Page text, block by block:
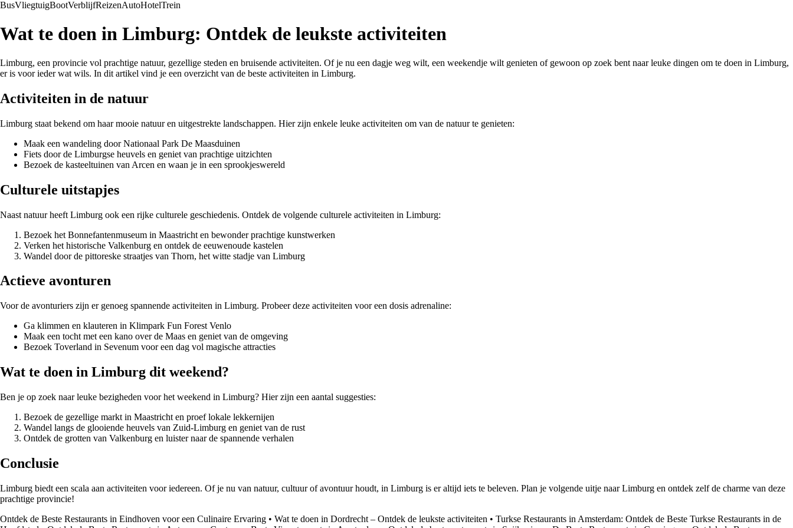
BusVliegtuigBootVerblijfReizenAutoHotelTrein
Wat te doen in Limburg: Ontdek de leukste activiteiten
Limburg, een provincie vol prachtige natuur, gezellige steden en bruisende activiteiten. Of je nu een dagje weg wilt, een weekendje wilt genieten of gewoon op zoek bent naar leuke dingen om te doen in Limburg,
er is voor ieder wat wils. In dit artikel vind je een overzicht van de beste activiteiten in Limburg.
Activiteiten in de natuur
Limburg staat bekend om haar mooie natuur en uitgestrekte landschappen. Hier zijn enkele leuke activiteiten om van de natuur te genieten:
Maak een wandeling door Nationaal Park De Maasduinen
Fiets door de Limburgse heuvels en geniet van prachtige uitzichten
Bezoek de kasteeltuinen van Arcen en waan je in een sprookjeswereld
Culturele uitstapjes
Naast natuur heeft Limburg ook een rijke culturele geschiedenis. Ontdek de volgende culturele activiteiten in Limburg:
Bezoek het Bonnefantenmuseum in Maastricht en bewonder prachtige kunstwerken
Verken het historische Valkenburg en ontdek de eeuwenoude kastelen
Wandel door de pittoreske straatjes van Thorn, het witte stadje van Limburg
Actieve avonturen
Voor de avonturiers zijn er genoeg spannende activiteiten in Limburg. Probeer deze activiteiten voor een dosis adrenaline:
Ga klimmen en klauteren in Klimpark Fun Forest Venlo
Maak een tocht met een kano over de Maas en geniet van de omgeving
Bezoek Toverland in Sevenum voor een dag vol magische attracties
Wat te doen in Limburg dit weekend?
Ben je op zoek naar leuke bezigheden voor het weekend in Limburg? Hier zijn een aantal suggesties:
Bezoek de gezellige markt in Maastricht en proef lokale lekkernijen
Wandel langs de glooiende heuvels van Zuid-Limburg en geniet van de rust
Ontdek de grotten van Valkenburg en luister naar de spannende verhalen
Conclusie
Limburg biedt een scala aan activiteiten voor iedereen. Of je nu van natuur, cultuur of avontuur houdt, in Limburg is er altijd iets te beleven. Plan je volgende uitje naar Limburg en ontdek zelf de charme van deze
prachtige provincie!
Ontdek de Beste Restaurants in Eindhoven voor een Culinaire Ervaring • Wat te doen in Dordrecht – Ontdek de leukste activiteiten • Turkse Restaurants in Amsterdam: Ontdek de Beste Turkse Restaurants in de